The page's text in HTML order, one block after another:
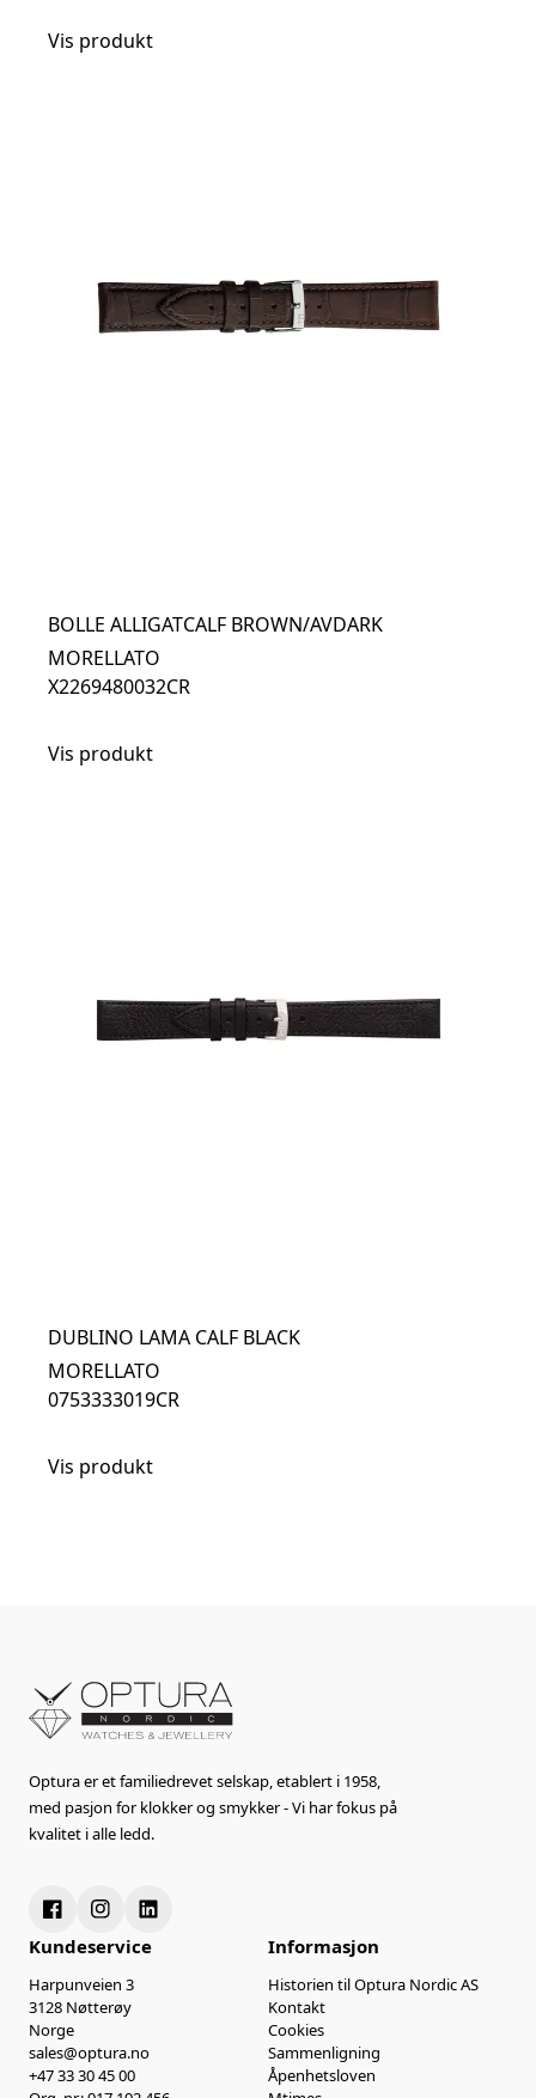
Vis produkt
BOLLE ALLIGATCALF BROWN/AVDARK
MORELLATO
X2269480032CR
Vis produkt
DUBLINO LAMA CALF BLACK
MORELLATO
0753333019CR
Vis produkt
Optura er et familiedrevet selskap, etablert i 1958,
med pasjon for klokker og smykker - Vi har fokus på
kvalitet i alle ledd.
Kundeservice
Harpunveien 3
3128 Nøtterøy
Norge
sales@optura.no
+47 33 30 45 00
Informasjon
Historien til Optura Nordic AS
Kontakt
Cookies
Sammenligning
Åpenhetsloven